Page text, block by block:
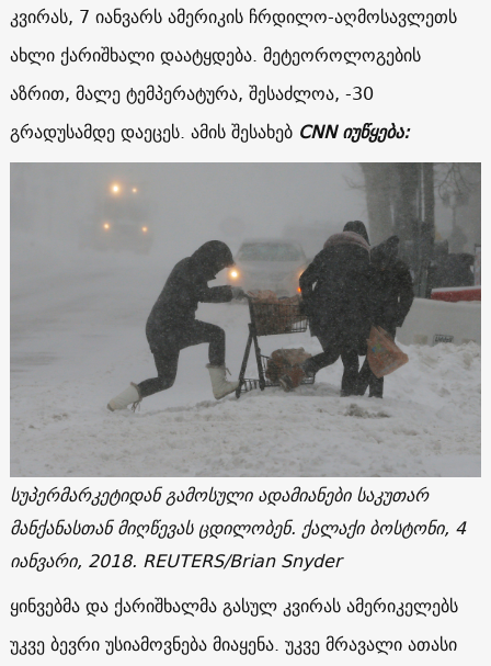
კვირას, 7 იანვარს ამერიკის ჩრდილო-აღმოსავლეთს
ახლი ქარიშხალი დაატყდება. მეტეოროლოგების
აზრით, მალე ტემპერატურა, შესაძლოა, -30
გრადუსამდე დაეცეს. ამის შესახებ CNN იუწყება:
სუპერმარკეტიდან გამოსული ადამიანები საკუთარ
მანქანასთან მიღწევას ცდილობენ. ქალაქი ბოსტონი, 4
იანვარი, 2018. REUTERS/Brian Snyder
ყინვებმა და ქარიშხალმა გასულ კვირას ამერიკელებს
უკვე ბევრი უსიამოვნება მიაყენა. უკვე მრავალი ათასი